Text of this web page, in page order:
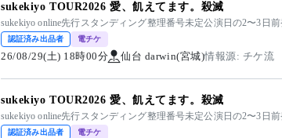
sukekiyo TOUR2026 愛、飢えてます。殺滅
sukekiyo online先行スタンディング整理番号未定公演日の2〜3日
認証済み出品者 電チケ
26/08/29(土) 18時00分 仙台 darwin(宮城)情報源: チケ流
sukekiyo TOUR2026 愛、飢えてます。殺滅
sukekiyo online先行スタンディング整理番号未定公演日の2〜3日
認証済み出品者 電チケ